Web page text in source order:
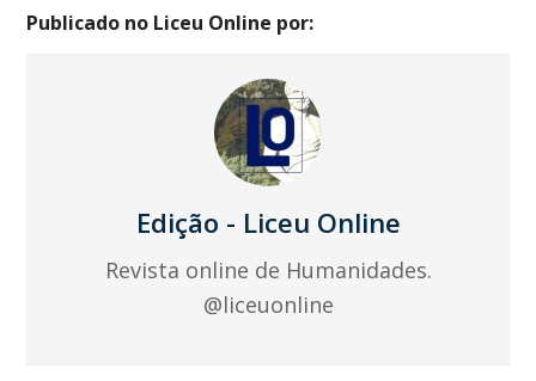
Publicado no Liceu Online por:
Edição - Liceu Online
Revista online de Humanidades.
@liceuonline